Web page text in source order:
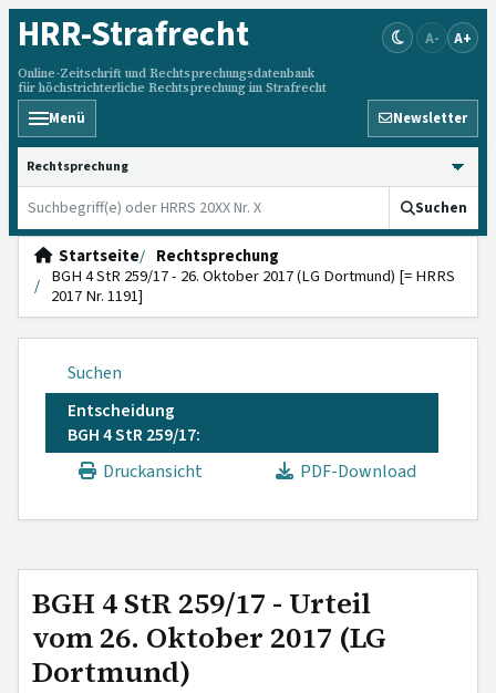
HRR-Strafrecht
Online-Zeitschrift und Rechtsprechungsdatenbank
für höchstrichterliche Rechtsprechung im Strafrecht
A- A+
Menü Newsletter
HRRS durchsuchen
Suchen
Startseite
Rechtsprechung
BGH 4 StR 259/17 - 26. Oktober 2017 (LG Dortmund) [= HRRS
2017 Nr. 1191]
Suchen
Entscheidung
BGH 4 StR 259/17:
Druckansicht
PDF-Download
BGH 4 StR 259/17 - Urteil
vom 26. Oktober 2017 (LG
Dortmund)